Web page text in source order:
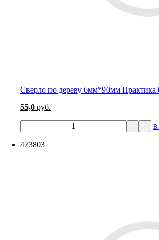
Сверло по дереву 6мм*90мм Практика
55,0 руб.
– + В
473803